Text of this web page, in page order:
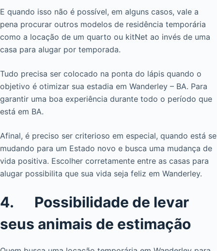
E quando isso não é possível, em alguns casos, vale a
pena procurar outros modelos de residência temporária
como a locação de um quarto ou kitNet ao invés de uma
casa para alugar por temporada.
Tudo precisa ser colocado na ponta do lápis quando o
objetivo é otimizar sua estadia em Wanderley – BA. Para
garantir uma boa experiência durante todo o período que
está em BA.
Afinal, é preciso ser criterioso em especial, quando está se
mudando para um Estado novo e busca uma mudança de
vida positiva. Escolher corretamente entre as casas para
alugar possibilita que sua vida seja feliz em Wanderley.
4. Possibilidade de levar
seus animais de estimação